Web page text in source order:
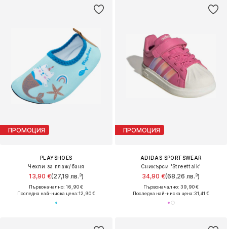
ПРОМОЦИЯ
PLAYSHOES
Чехли за плаж/баня
13,90 €(27,19 лв.³)
Първоначално: 16,90 €
Последна най-ниска цена:12,90 €
ПРОМОЦИЯ
ADIDAS SPORTSWEAR
Сникърси 'Streettalk'
34,90 €(68,26 лв.³)
Първоначално: 39,90 €
Последна най-ниска цена:31,41 €